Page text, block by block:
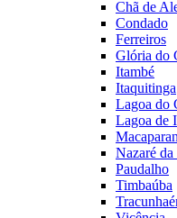
Chã de
Condado
Ferreiros
Glória do
Itambé
Itaquitinga
Lagoa do
Lagoa de
Nazaré da
Paudalho
Timbaúba